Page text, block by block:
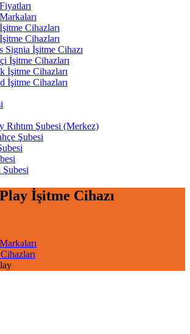
Cihazları
Cihazları
Signia İşitme Cihazı
İşitme Cihazları
İşitme Cihazları
İşitme Cihazları
Rıhtım Şubesi (Merkez)
Şubesi
İşitme Cihazı